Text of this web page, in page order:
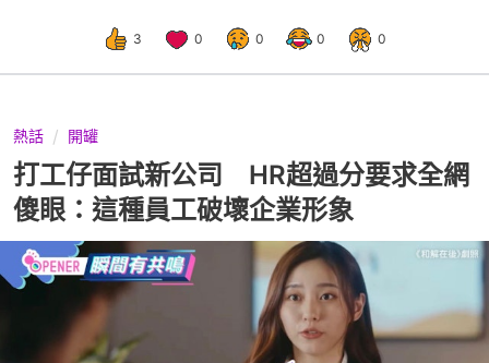
3 0 0 0 0
熱話 開罐
打工仔面試新公司 HR超過分要求全網
傻眼：這種員工破壞企業形象